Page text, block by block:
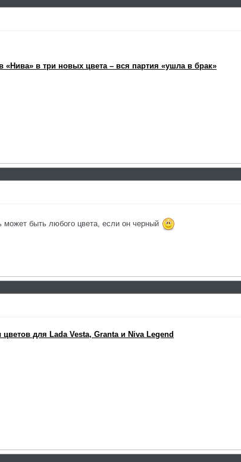
в три новых цвета – вся партия «ушла в брак»
может быть любого цвета, если он черный
для Lada Vesta, Granta и Niva Legend